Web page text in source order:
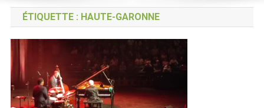
ÉTIQUETTE : HAUTE-GARONNE